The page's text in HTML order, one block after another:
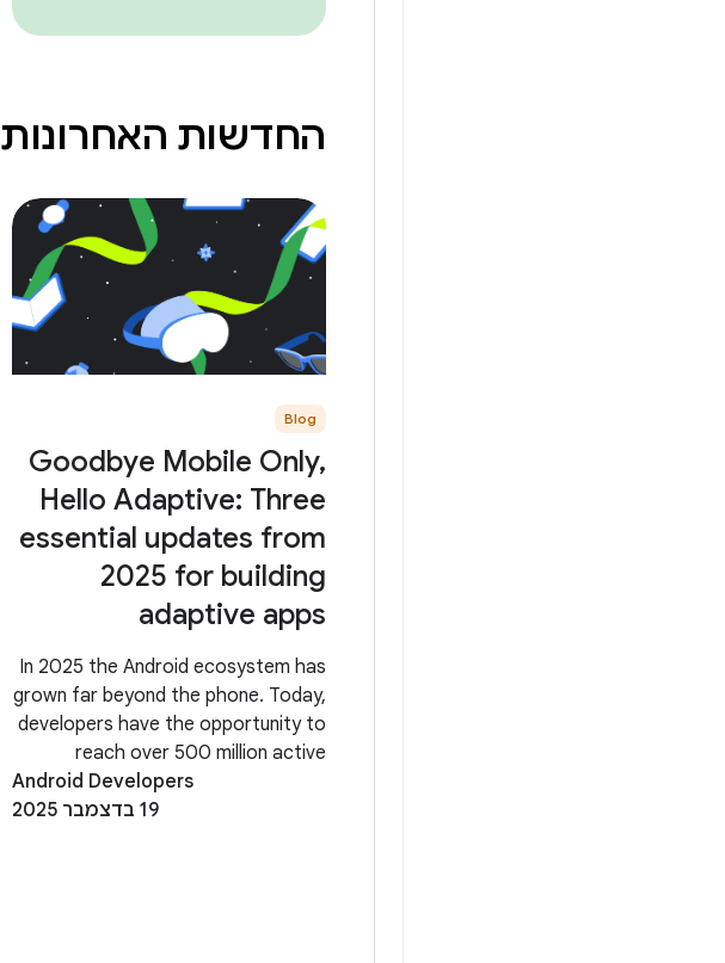
החדשות האחרונות
Blog
Goodbye Mobile Only,
Hello Adaptive: Three
essential updates from
2025 for building
adaptive apps
In 2025 the Android ecosystem has
grown far beyond the phone. Today,
developers have the opportunity to
reach over 500 million active
devices, including foldables, tablets,
XR, Chromebooks, and compatible
Android Developers
19 בדצמבר 2025